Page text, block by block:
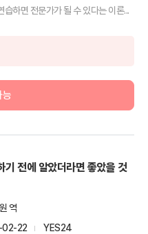
습하면 전문가가 될 수 있다는 이론...
능
기 전에 알았더라면 좋았을 것
역
02-22
YES24